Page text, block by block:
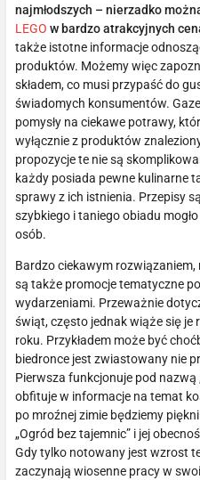
najmłodszych – nierzadko
LEGO w bardzo atrakcyjnych
także istotne informacje
produktów. Możemy więc
składem, co musi przypaść do
świadomych konsumentów.
pomysły na ciekawe potrawy,
wyłącznie z produktów
propozycje te nie są
każdy posiada pewne kulinarne
sprawy z ich istnienia. Przepisy
szybkiego i taniego obiadu
osób.
Bardzo ciekawym
są także promocje tematyczne
wydarzeniami. Przeważnie
świąt, często jednak wiąże się
roku. Przykładem może być
biedronce jest zwiastowany nie
Pierwsza funkcjonuje pod nazwą
obfituje w informacje na temat
po mroźnej zimie będziemy
„Ogród bez tajemnic” i jej
Gdy tylko notowany jest wzrost
zaczynają wiosenne pracy w